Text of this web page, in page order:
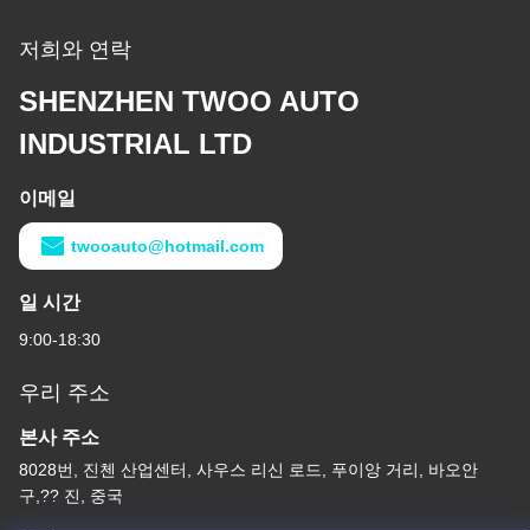
저희와 연락
SHENZHEN TWOO AUTO
INDUSTRIAL LTD
이메일
twooauto@hotmail.com
일 시간
9:00-18:30
우리 주소
본사 주소
8028번, 진첸 산업센터, 사우스 리신 로드, 푸이앙 거리, 바오안
구,?? 진, 중국